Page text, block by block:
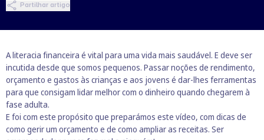
Partilhar artigo
A literacia financeira é vital para uma vida mais saudável. E deve ser
incutida desde que somos pequenos. Passar noções de rendimento,
orçamento e gastos às crianças e aos jovens é dar-lhes ferramentas
para que consigam lidar melhor com o dinheiro quando chegarem à
fase adulta.
E foi com este propósito que preparámos este vídeo, com dicas de
como gerir um orçamento e de como ampliar as receitas. Ser